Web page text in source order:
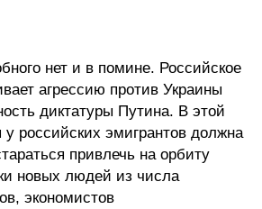
нет и в помине. Российское
агрессию против Украины
диктатуры Путина. В этой
у российских эмигрантов должна
привлечь на орбиту
новых людей из числа
экономистов